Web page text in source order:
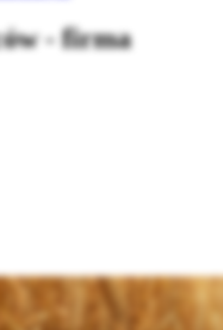
- firma